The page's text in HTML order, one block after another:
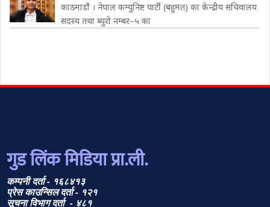
काठमाडौं । नेपाल कम्युनिष्ट पार्टी (बहुमत) का केन्द्रीय सचिवालय
सदस्य तथा ब्युरो नम्बर–५ का
गुड लिंक मिडिया प्रा.ली.
कम्पनी दर्ता - १६८४१३
प्रेस काउन्सिल दर्ता - १२१
सूचना विभाग दर्ता - ४८१